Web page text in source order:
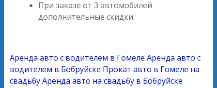
При заказе от 3 автомобилей
дополнительные скидки.
Аренда авто с водителем в Гомеле Аренда авто с
водителем в Бобруйске Прокат авто в Гомеле на
свадьбуАренда авто на свадьбу в Бобруйске